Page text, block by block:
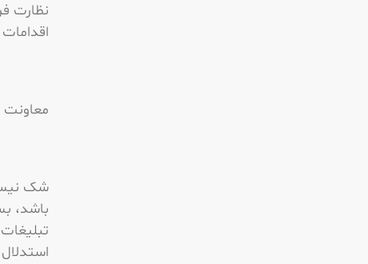
نظارت
معاونت
شک
باشد،